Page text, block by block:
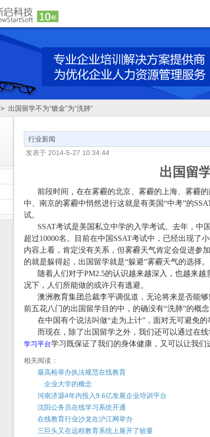
> 出国留学不为“镀金”为“洗肺”
行业新闻
发表于 2014-5-27 10:34:44
出国留
前段时间，在在雾霾的北京、雾霾的上海、雾霾
中、南京的雾霾中悄然进行这就是有美国“中考”的
试。
SSAT考试是美国私立中学的入学考试。去年，中
超过10000名。目前在中国SSAT考试中，已经出现了
内容上看，肯定没有关系，但雾霾天气肯定会促进参
的就是躲得起，出国留学就是“躲避”雾霾天气的选择。
随着人们对于PM2.5的认识越来越深入，也越来
况下，人们所能做的或许只有逃避。
澳洲教育集团总裁李平调侃道，无论将来是否能
前五花八门的出国留学目的中，的确没有“洗肺”的概
在中国有个说法叫做“走为上计”，面对无可避免
而现在，除了出国留学之外，我们还可以通过在
学习平台学习既保证了我们的身体健康，又可以让我们
相关阅读：
最高检举办执法规范在线教育
企业大学的概念
河南济源4年内投入9.6亿发展企业培训平台
沈阳公务员在线学习系统开通
在线教育行业沙龙在沪江网举办
三巨头又在远程教育系统上展开了较量